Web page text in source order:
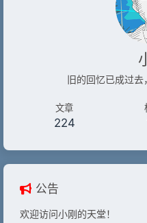
旧的回忆已成过去
文章
224
公告
欢迎访问小刚的天堂！